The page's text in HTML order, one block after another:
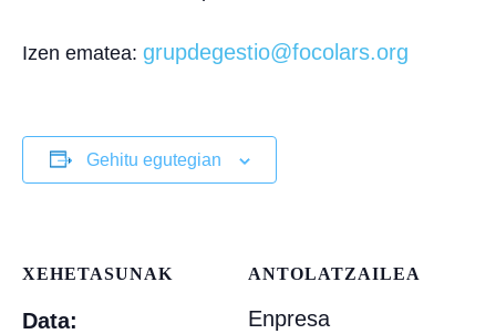
Izen ematea: grupdegestio@focolars.org
Gehitu egutegian
XEHETASUNAK
Data:
ANTOLATZAILEA
Enpresa